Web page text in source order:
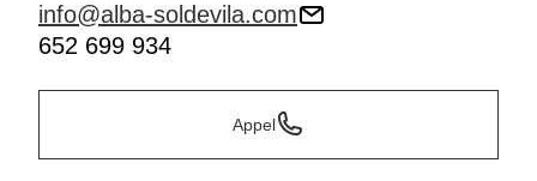
info@alba-soldevila.com
652 699 934
Appel